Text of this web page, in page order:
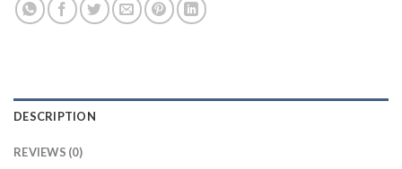
DESCRIPTION
REVIEWS (0)